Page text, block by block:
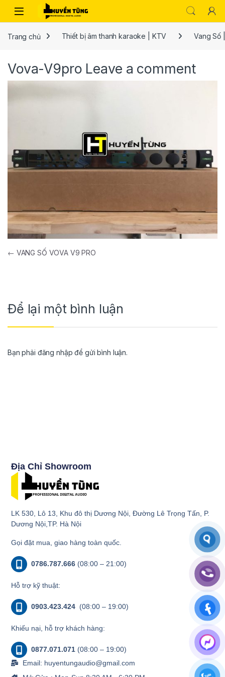
Trang chủ Thiết bị âm thanh karaoke | KTV Vang Số
Vova-V9pro Leave a comment
← VANG SỐ VOVA V9 PRO
Để lại một bình luận
Bạn phải đăng nhập để gửi bình luận.
Địa Chỉ Showroom
LK 530, Lô 13, Khu đô thị Dương Nội, Đường Lê Trọng Tấn, P.
Dương Nội,TP. Hà Nội
Gọi đặt mua, giao hàng toàn quốc.
0786.787.666 (08:00 – 21:00)
Hỗ trợ kỹ thuật:
0903.423.424 (08:00 – 19:00)
Khiếu nại, hỗ trợ khách hàng:
0877.071.071 (08:00 – 19:00)
Email: huyentungaudio@gmail.com